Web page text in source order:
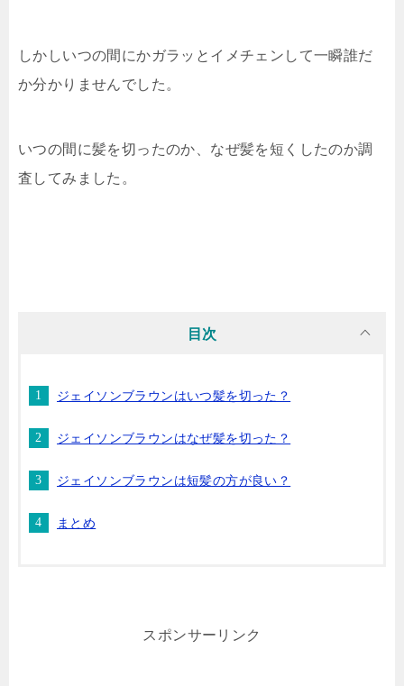
しかしいつの間にかガラッとイメチェンして一瞬誰だ
か分かりませんでした。
いつの間に髪を切ったのか、なぜ髪を短くしたのか調
査してみました。
目次
ジェイソンブラウンはいつ髪を切った？
ジェイソンブラウンはなぜ髪を切った？
ジェイソンブラウンは短髪の方が良い？
まとめ
スポンサーリンク